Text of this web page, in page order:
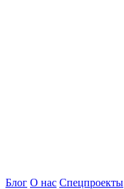
Блог О нас Спецпроекты